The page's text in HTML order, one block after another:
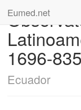
Eumed.net
1696-
Ecuador